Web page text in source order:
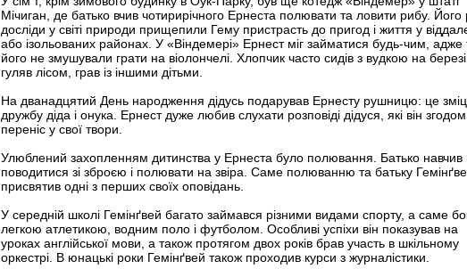
Мічиган, де батько вчив чотирирічного Ернеста полювати та ловити рибу. Його
досліди у світі природи прищепили Гему пристрасть до пригод і життя у
або ізольованих районах. У «Віндемері» Ернест міг займатися будь-чим, адже
його не змушували грати на віолончелі. Хлопчик часто сидів з вудкою на березі,
гуляв лісом, грав із іншими дітьми.
На дванадцятий День народження дідусь подарував Ернесту рушницю: це
дружбу діда і онука. Ернест дуже любив слухати розповіді дідуся, які він згодом
переніс у свої твори.
Улюблений захопленням дитинства у Ернеста було полювання. Батько навчив
поводитися зі зброєю і полювати на звіра. Саме полюванню та батьку
присвятив одні з перших своїх оповідань.
У середній школі Гемінґвей багато займався різними видами спорту, а саме
легкою атлетикою, водним поло і футболом. Особливі успіхи він показував на
уроках англійської мови, а також протягом двох років брав участь в шкільному
оркестрі. В юнацькі роки Гемінґвей також проходив курси з журналістики.